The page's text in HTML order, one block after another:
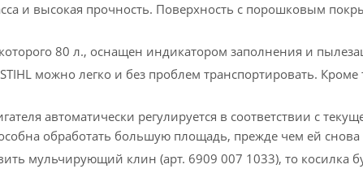
и высокая прочность. Поверхность с порошковым
80 л., оснащен индикатором заполнения и
можно легко и без проблем транспортировать.
автоматически регулируется в соответствии с
обработать большую площадь, прежде чем ей снова
мульчирующий клин (арт. 6909 007 1033), то косилка